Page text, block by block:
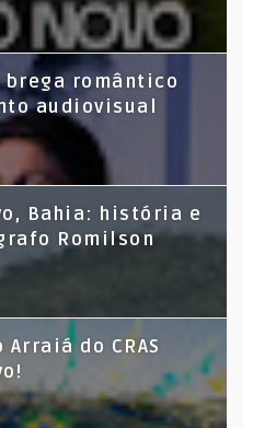
romântico
audiovisual
Bahia: história e
Romilson
do CRAS